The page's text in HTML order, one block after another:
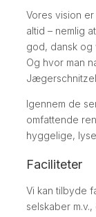
​Vores vision
altid – nemlig
god, dansk og
​Og hvor man
​Igennem de
omfattende
hyggelige,
Faciliteter
Vi kan tilbyde
selskaber